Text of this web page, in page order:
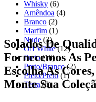
Whisky (6)
Amêndoa (4)
Branco (2)
Marfim (1)
Nude (3)
Off White (12)
Preto (16)
Preto/Branco (2)
Preto/Preto (1)
Terra (5)
Solados De
Fornecemos As
Escolha As
Monte Sua